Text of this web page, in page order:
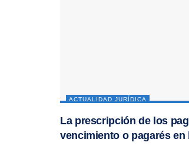
ACTUALIDAD JURÍDICA
La prescripción de los
vencimiento o pagarés en